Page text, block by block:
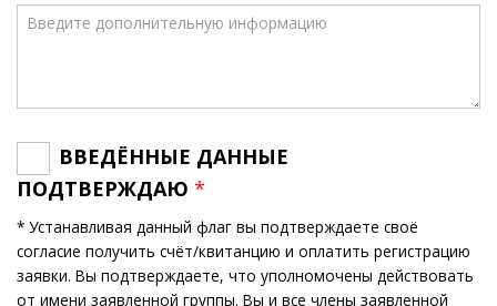
ВВЕДЁННЫЕ ДАННЫЕ
ПОДТВЕРЖДАЮ *
* Устанавливая данный флаг вы подтверждаете своё
согласие получить счёт/квитанцию и оплатить регистрацию
заявки. Вы подтверждаете, что уполномочены действовать
от имени заявленной группы. Вы и все члены заявленной